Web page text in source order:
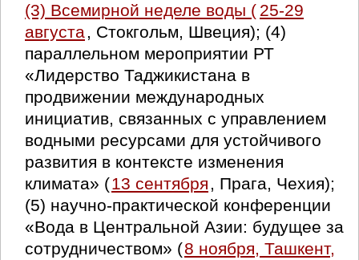
(3) Всемирной неделе воды ( 25-29
августа, Стокгольм, Швеция); (4)
параллельном мероприятии РТ
«Лидерство Таджикистана в
продвижении международных
инициатив, связанных с управлением
водными ресурсами для устойчивого
развития в контексте изменения
климата» (13 сентября , Прага, Чехия);
(5) научно-практической конференции
«Вода в Центральной Азии: будущее за
сотрудничеством» (8 ноября, Ташкент,